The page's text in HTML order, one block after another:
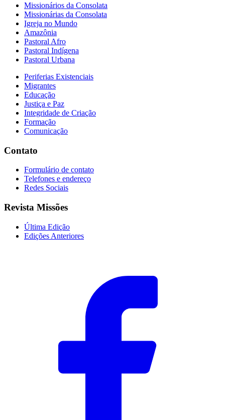
Missionários da Consolata
Missionárias da Consolata
Igreja no Mundo
Amazônia
Pastoral Afro
Pastoral Indígena
Pastoral Urbana
Periferias Existenciais
Migrantes
Educação
Justiça e Paz
Integridade de Criação
Formação
Comunicação
Contato
Formulário de contato
Telefones e endereço
Redes Sociais
Revista Missões
Última Edição
Edições Anteriores